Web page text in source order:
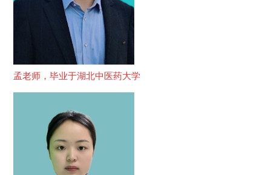
孟老师，毕业于湖北中医药大学